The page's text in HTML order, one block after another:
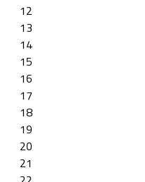
12
13
14
15
16
17
18
19
20
21